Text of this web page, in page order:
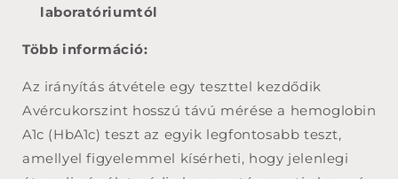
laboratóriumtól
Több információ:
Az irányítás átvétele egy teszttel kezdődik
Avércukorszint hosszú távú mérése a hemoglobin
A1c (HbA1c) teszt az egyik legfontosabb teszt,
amellyel figyelemmel kísérheti, hogy jelenlegi